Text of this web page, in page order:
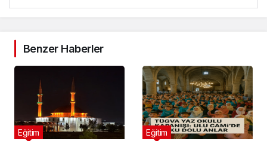
Benzer Haberler
Eğitim Eğitim